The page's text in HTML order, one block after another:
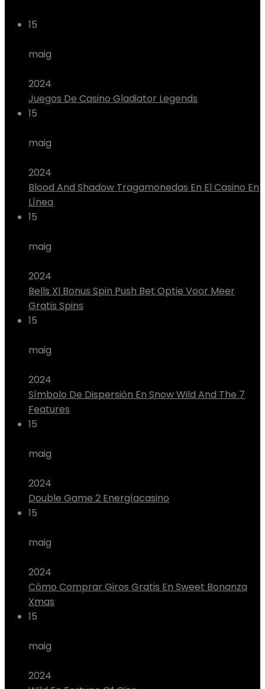
15
maig
2024
Juegos De Casino Gladiator Legends
15
maig
2024
Blood And Shadow Tragamonedas En El Casino En
Línea
15
maig
2024
Bells Xl Bonus Spin Push Bet Optie Voor Meer
Gratis Spins
15
maig
2024
Símbolo De Dispersión En Snow Wild And The 7
Features
15
maig
2024
Double Game 2 Energíacasino
15
maig
2024
Cómo Comprar Giros Gratis En Sweet Bonanza
Xmas
15
maig
2024